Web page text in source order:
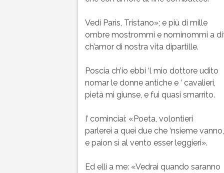
Vedi Parìs, Tristano»; e più di mille
ombre mostrommi e nominommi a
ch’amor di nostra vita dipartille.
Poscia ch’io ebbi ‘l mio dottore udito
nomar le donne antiche e ‘ cavalieri,
pietà mi giunse, e fui quasi smarrito.
I’ cominciai: «Poeta, volontieri
parlerei a quei due che ‘nsieme vanno,
e paion sì al vento esser leggieri».
Ed elli a me: «Vedrai quando saranno